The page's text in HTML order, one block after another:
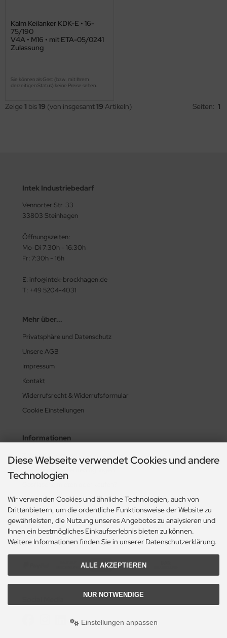
Kalm Keilanker KDK-E • 16-
75/190
V4A • M16 • mit ETA-05/0241
Zulassung
Sie können als Gast (bzw. mit Ihrem
derzeitigen Status) keine Preise sehen.
Zeige 1 bis19 (von insgesamt19 Artikeln) Seiten: 1
Intek Industriebedarf
Vennorter Str. 33
33803 Steinhagen
Öffnungszeiten:
Mo-Di 7:30h - 16:30h
Fr: 7:30h - 16h
E: info@intek-brockhagen.de
T: +49 5204-4031
Mehr über...
Privatsphäre und Datenschutz
Unsere AGB
Impressum
Kontakt
Widerrufsrecht & Widerrufsformular
Cookie Einstellungen
Informationen
Zahlung & Versand
Lieferzeit & Lieferbedingungen
Historie? Fehlanzeige!
Aktionsheft Sommer 2026
Zahlungsmethoden
Diese Webseite verwendet Cookies und andere
Technologien
Wir verwenden Cookies und ähnliche Technologien, auch von
Drittanbietern, um die ordentliche Funktionsweise der Website zu
gewährleisten, die Nutzung unseres Angebotes zu analysieren und
Ihnen ein bestmögliches Einkaufserlebnis bieten zu können.
Weitere Informationen finden Sie in unserer Datenschutzerklärung.
ALLE AKZEPTIEREN
NUR NOTWENDIGE
Einstellungen anpassen